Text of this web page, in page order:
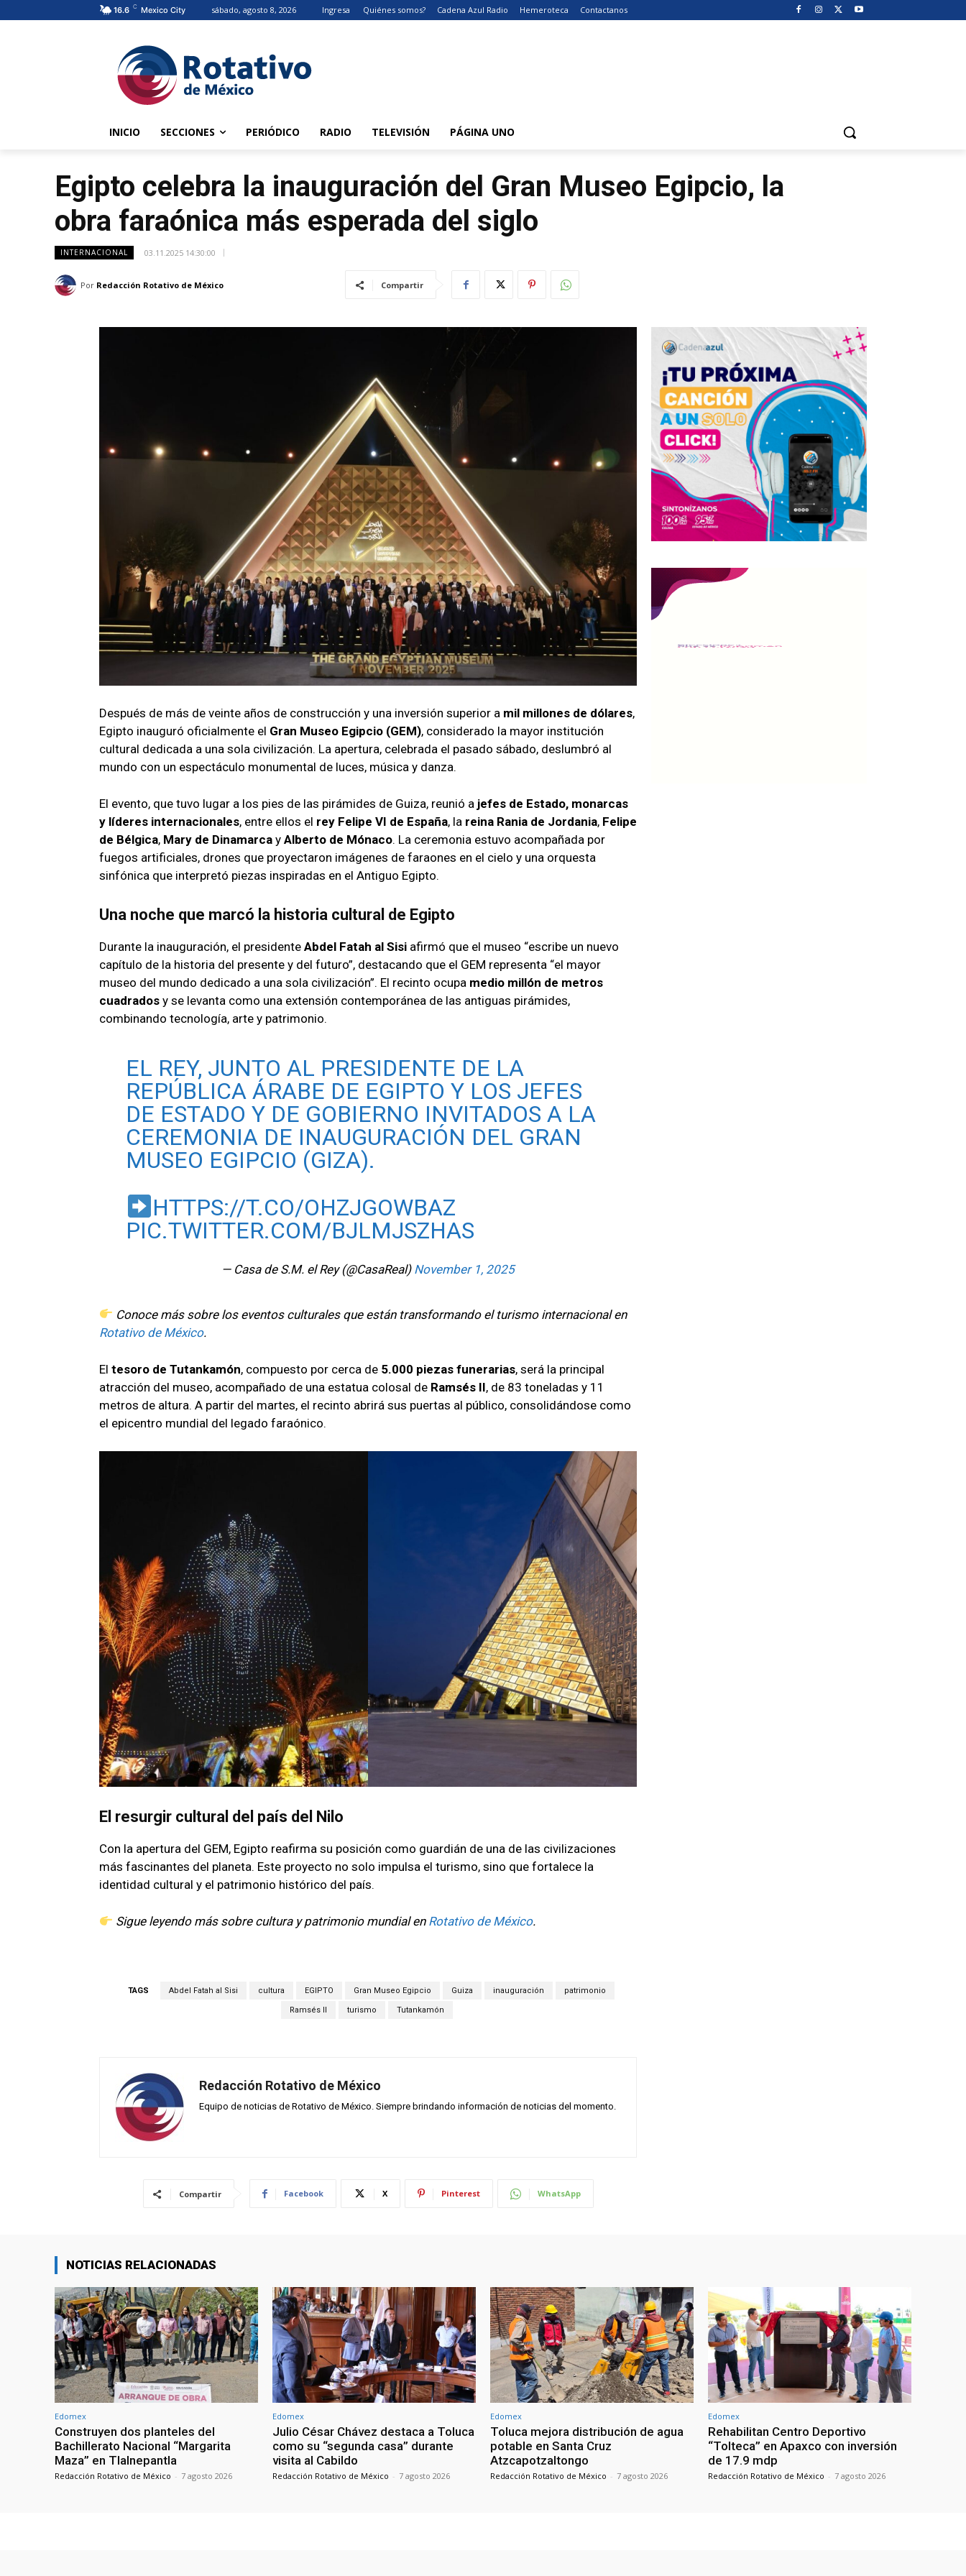
16.6 C Mexico City sábado, agosto 8, 2026 Ingresa Quiénes somos? Cadena Azul Radio Hemeroteca Contactanos
INICIO SECCIONES PERIÓDICO RADIO TELEVISIÓN PÁGINA UNO
Egipto celebra la inauguración del Gran Museo Egipcio, la
obra faraónica más esperada del siglo
INTERNACIONAL 03.11.2025 14:30:00
Por Redacción Rotativo de México Compartir
Después de más de veinte años de construcción y una inversión superior a mil millones de dólares,
Egipto inauguró oficialmente el Gran Museo Egipcio (GEM), considerado la mayor institución
cultural dedicada a una sola civilización. La apertura, celebrada el pasado sábado, deslumbró al
mundo con un espectáculo monumental de luces, música y danza.
El evento, que tuvo lugar a los pies de las pirámides de Guiza, reunió a jefes de Estado, monarcas
y líderes internacionales, entre ellos el rey Felipe VI de España, la reina Rania de Jordania, Felipe
de Bélgica, Mary de Dinamarca y Alberto de Mónaco. La ceremonia estuvo acompañada por
fuegos artificiales, drones que proyectaron imágenes de faraones en el cielo y una orquesta
sinfónica que interpretó piezas inspiradas en el Antiguo Egipto.
Una noche que marcó la historia cultural de Egipto
Durante la inauguración, el presidente Abdel Fatah al Sisi afirmó que el museo “escribe un nuevo
capítulo de la historia del presente y del futuro”, destacando que el GEM representa “el mayor
museo del mundo dedicado a una sola civilización”. El recinto ocupa medio millón de metros
cuadrados y se levanta como una extensión contemporánea de las antiguas pirámides,
combinando tecnología, arte y patrimonio.
EL REY, JUNTO AL PRESIDENTE DE LA
REPÚBLICA ÁRABE DE EGIPTO Y LOS JEFES
DE ESTADO Y DE GOBIERNO INVITADOS A LA
CEREMONIA DE INAUGURACIÓN DEL GRAN
MUSEO EGIPCIO (GIZA).
HTTPS://T.CO/OHZJGOWBAZ
PIC.TWITTER.COM/BJLMJSZHAS
— Casa de S.M. el Rey (@CasaReal) November 1, 2025
Conoce más sobre los eventos culturales que están transformando el turismo internacional en
Rotativo de México.
El tesoro de Tutankamón, compuesto por cerca de 5.000 piezas funerarias, será la principal
atracción del museo, acompañado de una estatua colosal de Ramsés II, de 83 toneladas y 11
metros de altura. A partir del martes, el recinto abrirá sus puertas al público, consolidándose como
el epicentro mundial del legado faraónico.
El resurgir cultural del país del Nilo
Con la apertura del GEM, Egipto reafirma su posición como guardián de una de las civilizaciones
más fascinantes del planeta. Este proyecto no solo impulsa el turismo, sino que fortalece la
identidad cultural y el patrimonio histórico del país.
Sigue leyendo más sobre cultura y patrimonio mundial en Rotativo de México.
TAGS Abdel Fatah al Sisi cultura EGIPTO Gran Museo Egipcio Guiza inauguración patrimonio
Ramsés II turismo Tutankamón
Redacción Rotativo de México
Equipo de noticias de Rotativo de México. Siempre brindando información de noticias del momento.
Compartir Facebook X Pinterest WhatsApp
NOTICIAS RELACIONADAS
Edomex
Construyen dos planteles del
Bachillerato Nacional “Margarita
Maza” en Tlalnepantla
Redacción Rotativo de México - 7 agosto 2026
Edomex
Julio César Chávez destaca a Toluca
como su “segunda casa” durante
visita al Cabildo
Redacción Rotativo de México - 7 agosto 2026
Edomex
Toluca mejora distribución de agua
potable en Santa Cruz
Atzcapotzaltongo
Redacción Rotativo de México - 7 agosto 2026
Edomex
Rehabilitan Centro Deportivo
“Tolteca” en Apaxco con inversión
de 17.9 mdp
Redacción Rotativo de México - 7 agosto 2026